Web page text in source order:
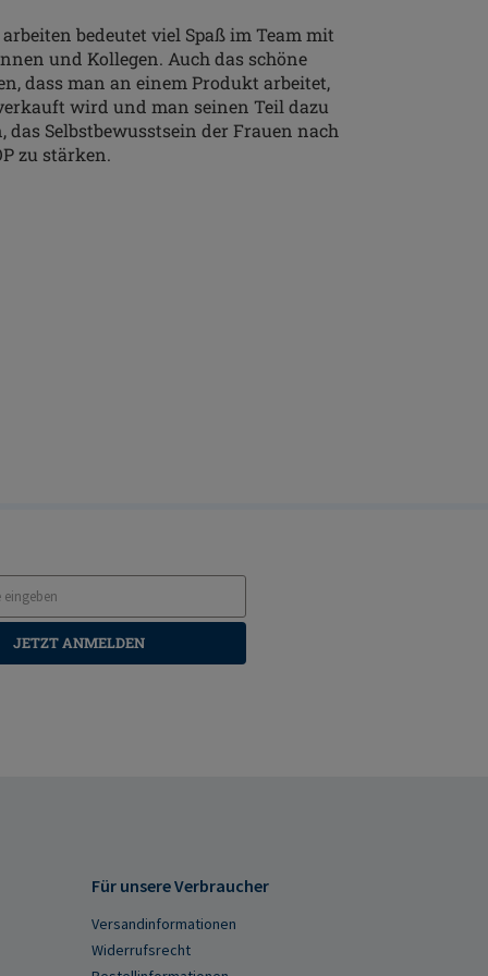
bedeutet viel Spaß im Team mit
und Kollegen. Auch das schöne
dass man an einem Produkt arbeitet,
wird und man seinen Teil dazu
das Selbstbewusstsein der Frauen nach
zu stärken.
JETZT ANMELDEN
Für unsere Verbraucher
Versandinformationen
Widerrufsrecht